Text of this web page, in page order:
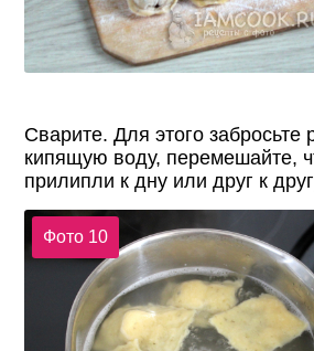
Сварите. Для этого забросьте
кипящую воду, перемешайте,
прилипли к дну или друг к
Фото 10